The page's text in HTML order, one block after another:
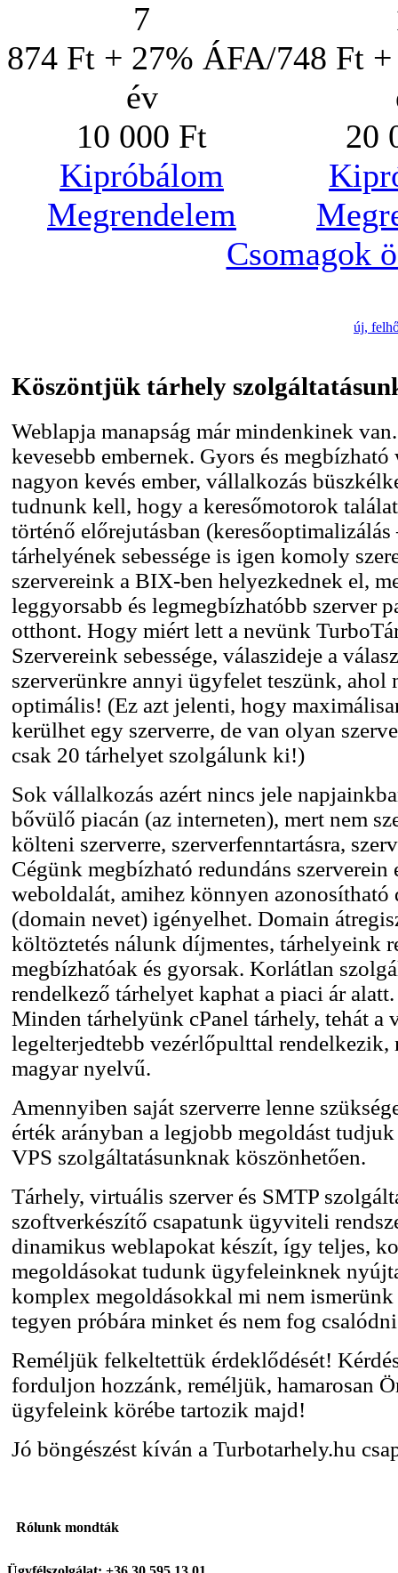
7
874 Ft + 27% ÁFA/
év
10 000 Ft
748 Ft
20
Kipróbálom
Megrendelem
Csomagok
új,
Köszöntjük tárhely
Weblapja manapság már mindenkinek
kevesebb embernek. Gyors és
nagyon kevés ember, vállalkozás
tudnunk kell, hogy a keresőmotorok
történő előrejutásban
tárhelyének sebessége is igen komoly
szervereink a BIX-ben helyezkednek el,
leggyorsabb és legmegbízhatóbb szerver
otthont. Hogy miért lett a nevünk
Szervereink sebessége, válaszideje a
szerverünkre annyi ügyfelet teszünk, ahol
optimális! (Ez azt jelenti, hogy
kerülhet egy szerverre, de van olyan
csak 20 tárhelyet szolgálunk ki!)
Sok vállalkozás azért nincs jele
bővülő piacán (az interneten), mert nem
költeni szerverre, szerverfenntartásra,
Cégünk megbízható redundáns szerverein
weboldalát, amihez könnyen azonosítható
(domain nevet) igényelhet. Domain
költöztetés nálunk díjmentes, tárhelyeink
megbízhatóak és gyorsak. Korlátlan
rendelkező tárhelyet kaphat a piaci ár alatt.
Minden tárhelyünk cPanel tárhely, tehát a
legelterjedtebb vezérlőpulttal rendelkezik,
magyar nyelvű.
Amennyiben saját szerverre lenne
érték arányban a legjobb megoldást
VPS szolgáltatásunknak köszönhetően.
Tárhely, virtuális szerver és SMTP
szoftverkészítő csapatunk ügyviteli
dinamikus weblapokat készít, így teljes,
megoldásokat tudunk ügyfeleinknek
komplex megoldásokkal mi nem
tegyen próbára minket és nem fog
Reméljük felkeltettük érdeklődését!
forduljon hozzánk, reméljük, hamarosan
ügyfeleink körébe tartozik majd!
Jó böngészést kíván a Turbotarhely.hu
Rólunk mondták